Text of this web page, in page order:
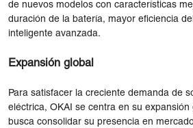
de nuevos modelos con características
duración de la batería, mayor eficiencia
inteligente avanzada.
Expansión global
Para satisfacer la creciente demanda de
eléctrica, OKAI se centra en su
busca consolidar su presencia en